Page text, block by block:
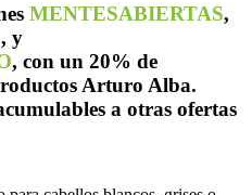
MENTESABIERTAS,
y
, con un 20% de
Arturo Alba.
a otras ofertas